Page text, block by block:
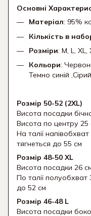
Основні
Матеріал: 95%
Кількість в
Розміри: M, L, XL,
Кольори:
Темно синій
Розмір 50-52 (2XL)
Висота посадки
Висота по центру 25
На талії
тягнеться до 55 см
Розмір 48-50 XL
Висота посадки 26
По талії полуобхват
до 52 см
Розмір 46-48 L
Висота посадки